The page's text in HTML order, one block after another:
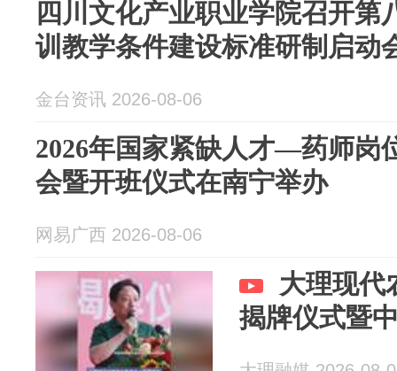
四川文化产业职业学院召开第
训教学条件建设标准研制启动
金台资讯 2026-08-06
2026年国家紧缺人才—药师岗
会暨开班仪式在南宁举办
网易广西 2026-08-06
大理现代
揭牌仪式暨